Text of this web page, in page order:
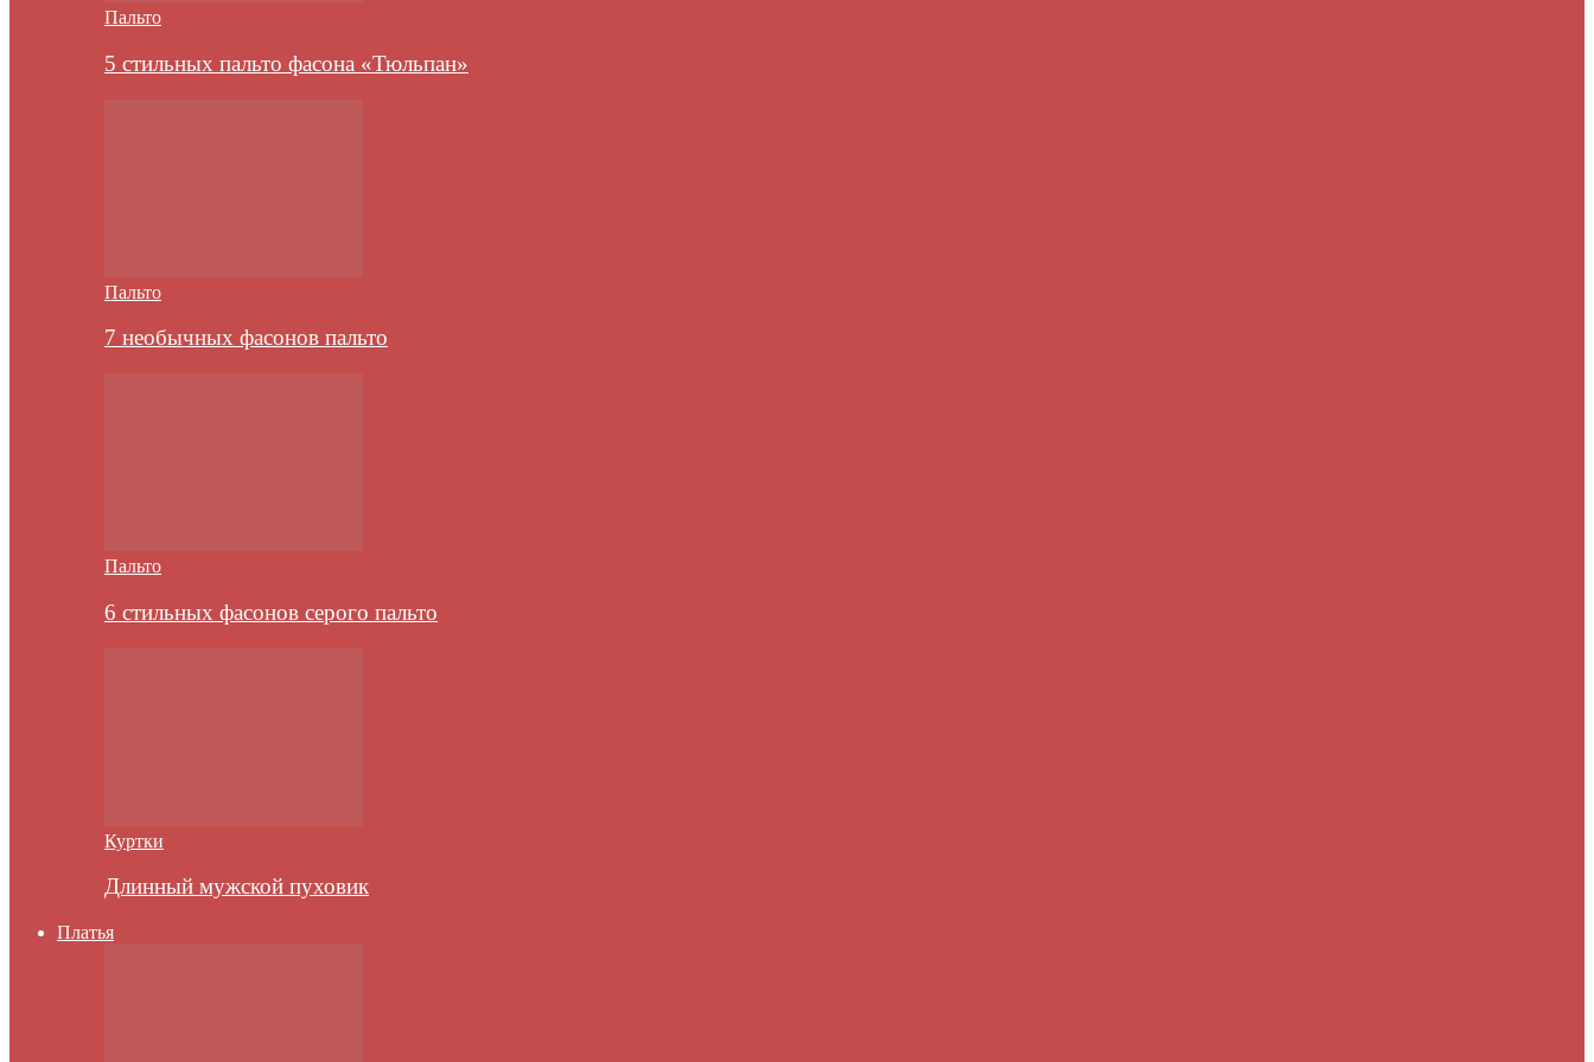
Пальто
5 стильных пальто фасона «Тюльпан»
Пальто
7 необычных фасонов пальто
Пальто
6 стильных фасонов серого пальто
Куртки
Длинный мужской пуховик
Платья